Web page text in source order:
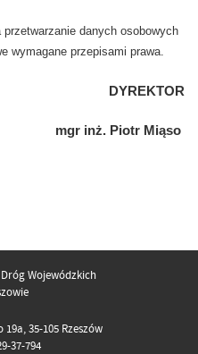
danych osobowych
wymagane przepisami prawa.
DYREKTOR
mgr inż. Piotr Miąso
Wojewódzkich
35-105 Rzeszów
37-794